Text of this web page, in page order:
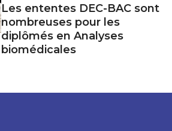
Les ententes DEC-BAC sont
nombreuses pour les
diplômés en Analyses
biomédicales